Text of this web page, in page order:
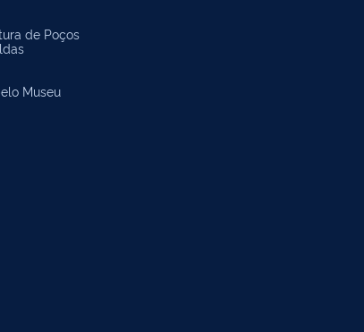
de Poços
Museu